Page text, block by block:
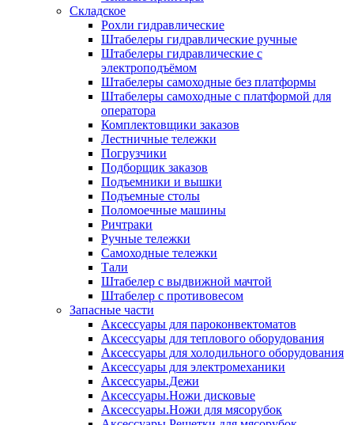
Складское
Рохли гидравлические
Штабелеры гидравлические ручные
Штабелеры гидравлические с
электроподъёмом
Штабелеры самоходные без платформы
Штабелеры самоходные с платформой для
оператора
Комплектовщики заказов
Лестничные тележки
Погрузчики
Подборщик заказов
Подъемники и вышки
Подъемные столы
Поломоечные машины
Ричтраки
Ручные тележки
Самоходные тележки
Тали
Штабелер с выдвижной мачтой
Штабелер с противовесом
Запасные части
Аксессуары для пароконвектоматов
Аксессуары для теплового оборудования
Аксессуары для холодильного оборудования
Аксессуары для электромеханики
Аксессуары.Дежи
Аксессуары.Ножи дисковые
Аксессуары.Ножи для мясорубок